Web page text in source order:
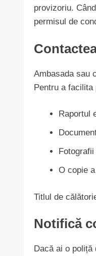
provizoriu.
permisul de
Ambasada sau
Pentru a facilita
Raportul
O copie
Titlul de
Notifică
Dacă ai o